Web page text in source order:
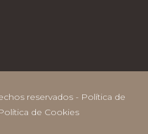
reservados - Política de
de Cookies